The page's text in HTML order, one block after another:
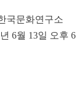
국문화연구소
6월 13일 오후 6